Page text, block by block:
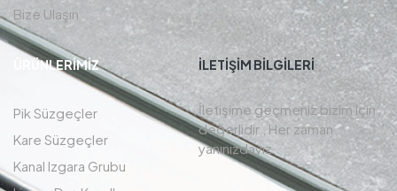
Bize Ulaşın
ÜRÜNLERIMIZ
Pik Süzgeçler
Kare Süzgeçler
Kanal Izgara Grubu
İLETIŞIM BİLGİLERİ
İletişime geçmeniz bizim için
değerlidir , Her zaman
yanınızdayız.